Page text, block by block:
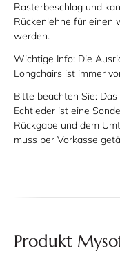
Rasterbeschlag und
Rückenlehne für einen
werden.
Wichtige Info: Die
Longchairs ist immer
Bitte beachten Sie: Das
Echtleder ist eine
Rückgabe und dem
muss per Vorkasse
Produkt